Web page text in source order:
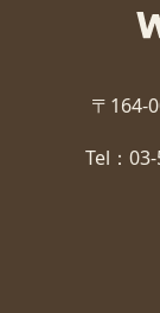
〒164-
Tel：